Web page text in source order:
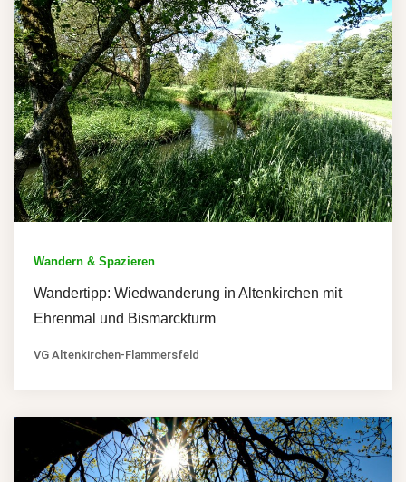
Wandern & Spazieren
Wandertipp: Wiedwanderung in Altenkirchen mit
Ehrenmal und Bismarckturm
VG Altenkirchen-Flammersfeld